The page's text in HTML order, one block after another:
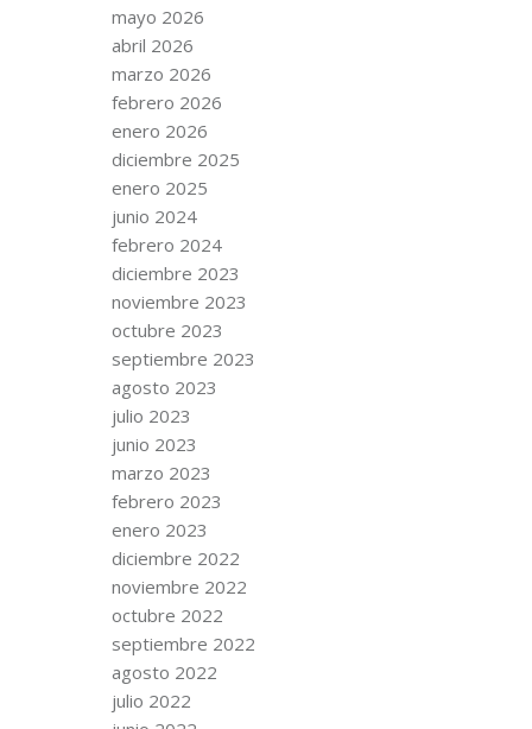
mayo 2026
abril 2026
marzo 2026
febrero 2026
enero 2026
diciembre 2025
enero 2025
junio 2024
febrero 2024
diciembre 2023
noviembre 2023
octubre 2023
septiembre 2023
agosto 2023
julio 2023
junio 2023
marzo 2023
febrero 2023
enero 2023
diciembre 2022
noviembre 2022
octubre 2022
septiembre 2022
agosto 2022
julio 2022